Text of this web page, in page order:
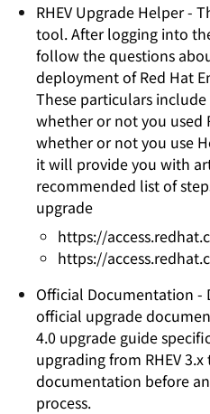
RHEV Upgrade Helper -
tool. After logging into
follow the questions
deployment of Red Hat
These particulars
whether or not you used
whether or not you use
it will provide you with
recommended list of
upgrade
https://
https://
Official Documentation
official upgrade
4.0 upgrade guide
upgrading from RHEV
documentation before
process.